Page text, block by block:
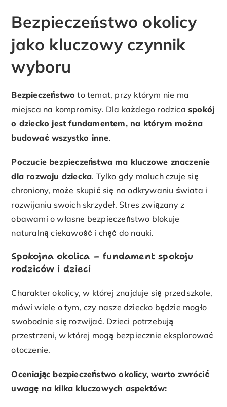
Bezpieczeństwo okolicy
jako kluczowy czynnik
wyboru
Bezpieczeństwo to temat, przy którym nie ma
miejsca na kompromisy. Dla każdego rodzicaspokój
o dziecko jest fundamentem, na którym można
budować wszystko inne.
Poczucie bezpieczeństwa ma kluczowe znaczenie
dla rozwoju dziecka. Tylko gdy maluch czuje się
chroniony, może skupić się na odkrywaniu świata i
rozwijaniu swoich skrzydeł. Stres związany z
obawami o własne bezpieczeństwo blokuje
naturalną ciekawość i chęć do nauki.
Spokojna okolica – fundament spokoju
rodziców i dzieci
Charakter okolicy, w której znajduje się przedszkole,
mówi wiele o tym, czy nasze dziecko będzie mogło
swobodnie się rozwijać. Dzieci potrzebują
przestrzeni, w której mogą bezpiecznie eksplorować
otoczenie.
Oceniając bezpieczeństwo okolicy, warto zwrócić
uwagę na kilka kluczowych aspektów: